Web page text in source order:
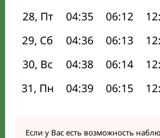
28, Пт
04:35 06:12
29, Сб
04:36 06:13
30, Вс
04:38 06:14
31, Пн
04:39 06:15
Если у Вас есть возможность